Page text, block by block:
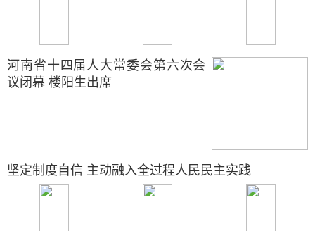
河南省十四届人大常委会第六次会
议闭幕 楼阳生出席
坚定制度自信 主动融入全过程人民民主实践